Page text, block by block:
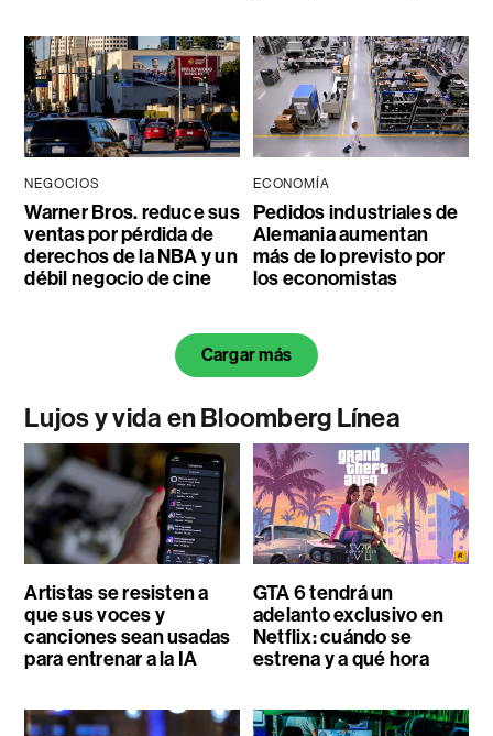
NEGOCIOS
Warner Bros. reduce sus
ventas por pérdida de
derechos de la NBA y un
débil negocio de cine
ECONOMÍA
Pedidos industriales de
Alemania aumentan
más de lo previsto por
los economistas
Cargar más
Lujos y vida en Bloomberg Línea
Artistas se resisten a
que sus voces y
canciones sean usadas
para entrenar a la IA
GTA 6 tendrá un
adelanto exclusivo en
Netflix: cuándo se
estrena y a qué hora